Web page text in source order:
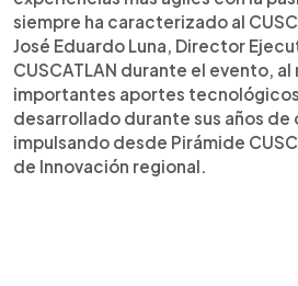
siempre ha caracterizado al
José Eduardo Luna, Director
CUSCATLAN durante el evento,
importantes aportes
desarrollado durante sus años de
impulsando desde Pirámide
de Innovación regional.